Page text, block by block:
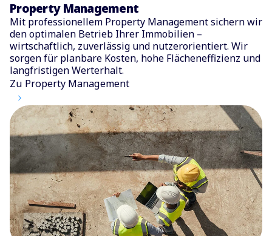
Property Management
Mit professionellem Property Management sichern wir
den optimalen Betrieb Ihrer Immobilien –
wirtschaftlich, zuverlässig und nutzerorientiert. Wir
sorgen für planbare Kosten, hohe Flächeneffizienz und
langfristigen Werterhalt.
Zu Property Management